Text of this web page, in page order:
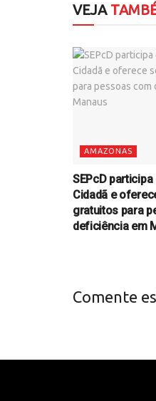
VEJA
AMAZONAS
SEPcD
Cidadã e
gratuitos para
deficiência em
Comente